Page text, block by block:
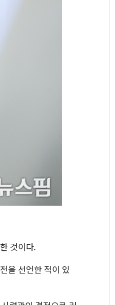
것이다.
을 선언한 적이 있